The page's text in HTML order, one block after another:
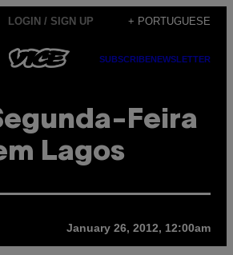
LOGIN / SIGN UP + PORTUGUESE
SUBSCRIBENEWSLETTER
Feira
Lagos
January 26, 2012, 12:00am